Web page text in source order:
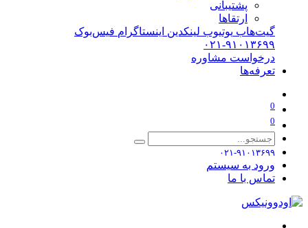
پشتیبانی
ارتقاها
گیت‌هاب یوتیوب لینکدین اینستاگرام فیس‌بوک
۰۲۱-۹۱۰۱۳۶۹۹
درخواست مشاوره
تعرفه‌ها
0
0
۰۲۱-۹۱۰۱۳۶۹۹
ورود به سیستم
تماس با ما